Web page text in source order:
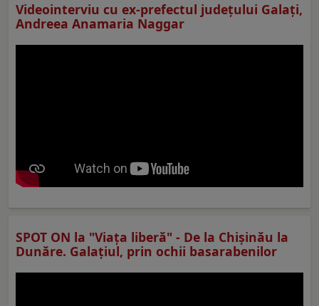
Videointerviu cu ex-prefectul judeţului Galaţi,
Andreea Anamaria Naggar
SPOT ON la "Viaţa liberă" - De la Chișinău la
Dunăre. Galațiul, prin ochii basarabenilor